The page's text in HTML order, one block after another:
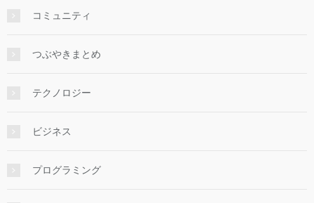
コミュニティ
つぶやきまとめ
テクノロジー
ビジネス
プログラミング